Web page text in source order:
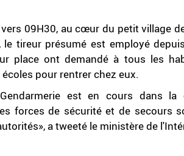
09H30, au cœur du petit village
le tireur présumé est employé
place ont demandé à tous les
pour rentrer chez eux.
est en cours dans
forces de sécurité et de secours
a tweeté le ministère de